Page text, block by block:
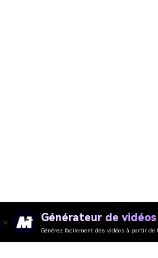
Générateur de vidéos
Générez facilement des vidéos à partir de